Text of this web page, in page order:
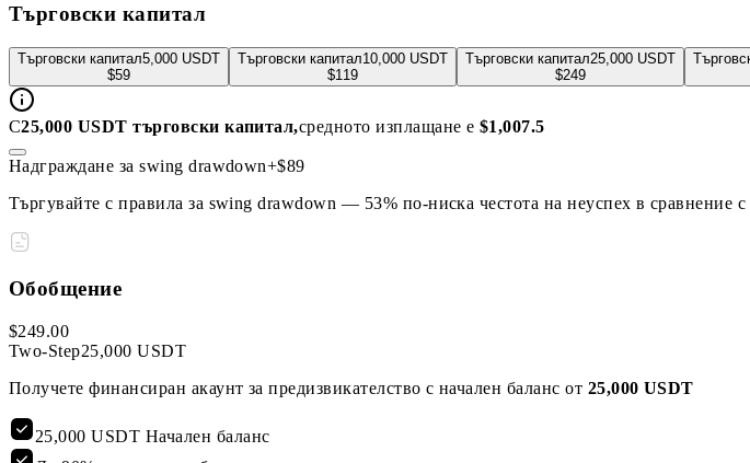
Търговски капитал
Търговски капитал5,000 USDT
$59
Търговски капитал10,000 USDT
$119
Търговски капитал25,000 USDT
$249
С25,000 USDT търговски капитал,средното изплащане е $1,007.5
Надграждане за swing drawdown+$89
Търгувайте с правила за swing drawdown — 53% по-ниска честота на неуспех в сравнение
Обобщение
$249.00
Two-Step25,000 USDT
Получете финансиран акаунт за предизвикателство с начален баланс от 25,000 USDT
25,000 USDT Начален баланс